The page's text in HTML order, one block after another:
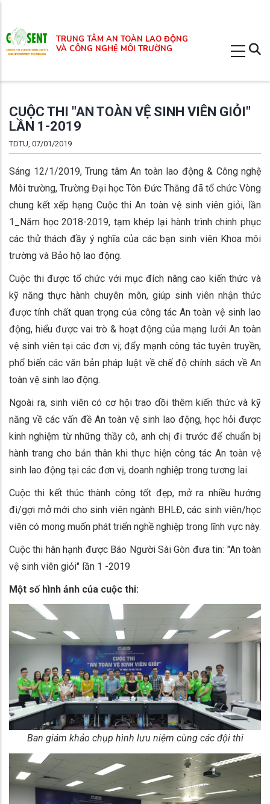
nội
dung
TRUNG TÂM AN TOÀN LAO ĐỘNG
VÀ CÔNG NGHỆ MÔI TRƯỜNG
CUỘC THI "AN TOÀN VỆ SINH VIÊN GIỎI"
LẦN 1-2019
TDTU, 07/01/2019
Sáng 12/1/2019, Trung tâm An toàn lao động & Công nghệ
Môi trường, Trường Đại học Tôn Đức Thắng đã tổ chức Vòng
chung kết xếp hạng Cuộc thi An toàn vệ sinh viên giỏi, lần
1_Năm học 2018-2019, tạm khép lại hành trình chinh phục
các thử thách đầy ý nghĩa của các bạn sinh viên Khoa môi
trường và Bảo hộ lao động.
Cuộc thi được tổ chức với mục đích nâng cao kiến thức và
kỹ năng thực hành chuyên môn, giúp sinh viên nhận thức
được tính chất quan trọng của công tác An toàn vệ sinh lao
động, hiểu được vai trò & hoạt động của mạng lưới An toàn
vệ sinh viên tại các đơn vị; đẩy mạnh công tác tuyên truyền,
phổ biến các văn bản pháp luật về chế độ chính sách về An
toàn vệ sinh lao động.
Ngoài ra, sinh viên có cơ hội trao dồi thêm kiến thức và kỹ
năng về các vấn đề An toàn vệ sinh lao động, học hỏi được
kinh nghiệm từ những thầy cô, anh chị đi trước để chuẩn bị
hành trang cho bản thân khi thực hiện công tác An toàn vệ
sinh lao động tại các đơn vị, doanh nghiệp trong tương lai.
Cuộc thi kết thúc thành công tốt đẹp, mở ra nhiều hướng
đi/gợi mở mới cho sinh viên ngành BHLĐ, các sinh viên/học
viên có mong muốn phát triển nghề nghiệp trong lĩnh vực này.
Cuộc thi hân hạnh được Báo Người Sài Gòn đưa tin: "An toàn
vệ sinh viên giỏi" lần 1 -2019
Một số hình ảnh của cuộc thi:
Ban giám khảo chụp hình lưu niệm cùng các đội thi